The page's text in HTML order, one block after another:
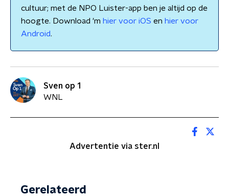
cultuur; met de NPO Luister-app ben je altijd op de
hoogte. Download 'm hier voor iOS en hier voor
Android.
Sven op 1
WNL
Advertentie via ster.nl
Gerelateerd